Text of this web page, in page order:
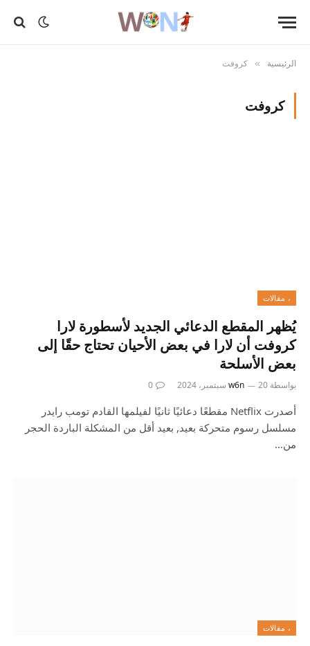
الرئيسية » كروفت
كروفت
، مقالات
يُظهر المقطع الدعائي الجديد لأسطورة لارا
كروفت أن لارا في بعض الأحيان تحتاج حقًا إلى
بعض الأسلحة
بواسطة w6n 20 سبتمبر، 2024 0
أصدرت Netflix مقطعًا دعائيًا ثانيًا لفيلمها القادم تومب رايدر
مسلسل رسوم متحركة بعيد, بعيد أقل من المشكلة الباردة الحجر
من…
، مقالات